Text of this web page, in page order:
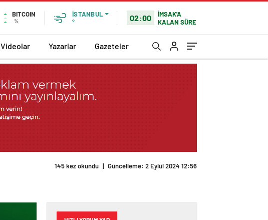
BITCOIN
%
İSTANBUL
°
02:00
İMSAK'A
KALAN SÜRE
Videolar Yazarlar Gazeteler
145 kez okundu | Güncelleme: 2 Eylül 2024 12:56